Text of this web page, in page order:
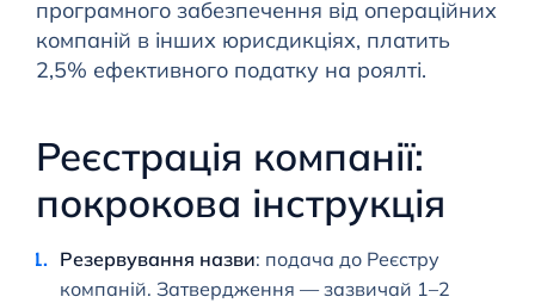
програмного забезпечення від операційних
компаній в інших юрисдикціях, платить
2,5% ефективного податку на роялті.
Реєстрація компанії:
покрокова інструкція
Резервування назви: подача до Реєстру
компаній. Затвердження — зазвичай 1–2